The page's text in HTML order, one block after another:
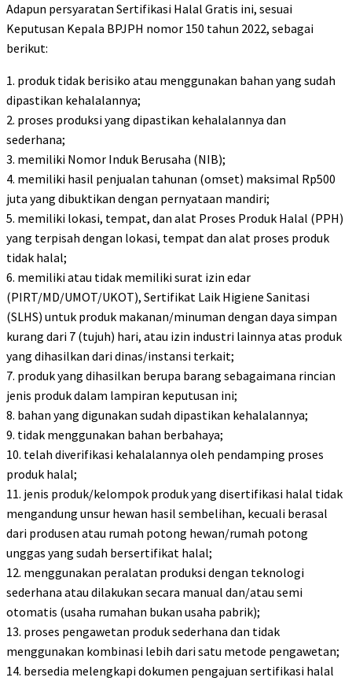
Adapun persyaratan Sertifikasi Halal Gratis ini, sesuai
Keputusan Kepala BPJPH nomor 150 tahun 2022, sebagai
berikut:
1. produk tidak berisiko atau menggunakan bahan yang sudah
dipastikan kehalalannya;
2. proses produksi yang dipastikan kehalalannya dan
sederhana;
3. memiliki Nomor Induk Berusaha (NIB);
4. memiliki hasil penjualan tahunan (omset) maksimal Rp500
juta yang dibuktikan dengan pernyataan mandiri;
5. memiliki lokasi, tempat, dan alat Proses Produk Halal (PPH)
yang terpisah dengan lokasi, tempat dan alat proses produk
tidak halal;
6. memiliki atau tidak memiliki surat izin edar
(PIRT/MD/UMOT/UKOT), Sertifikat Laik Higiene Sanitasi
(SLHS) untuk produk makanan/minuman dengan daya simpan
kurang dari 7 (tujuh) hari, atau izin industri lainnya atas produk
yang dihasilkan dari dinas/instansi terkait;
7. produk yang dihasilkan berupa barang sebagaimana rincian
jenis produk dalam lampiran keputusan ini;
8. bahan yang digunakan sudah dipastikan kehalalannya;
9. tidak menggunakan bahan berbahaya;
10. telah diverifikasi kehalalannya oleh pendamping proses
produk halal;
11. jenis produk/kelompok produk yang disertifikasi halal tidak
mengandung unsur hewan hasil sembelihan, kecuali berasal
dari produsen atau rumah potong hewan/rumah potong
unggas yang sudah bersertifikat halal;
12. menggunakan peralatan produksi dengan teknologi
sederhana atau dilakukan secara manual dan/atau semi
otomatis (usaha rumahan bukan usaha pabrik);
13. proses pengawetan produk sederhana dan tidak
menggunakan kombinasi lebih dari satu metode pengawetan;
14. bersedia melengkapi dokumen pengajuan sertifikasi halal